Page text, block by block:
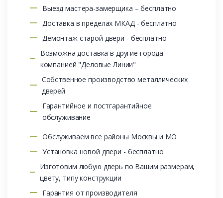
Выезд мастера-замерщика – бесплатно
Доставка в пределах МКАД - бесплатно
Демонтаж старой двери - бесплатно
Возможна доставка в другие города
компанией "Деловые Линии"
Собственное производство металлических
дверей
Гарантийное и постгарантийное
обслуживание
Обслуживаем все районы Москвы и МО
Установка новой двери - бесплатно
Изготовим любую дверь по Вашим размерам,
цвету, типу конструкции
Гарантия от производителя